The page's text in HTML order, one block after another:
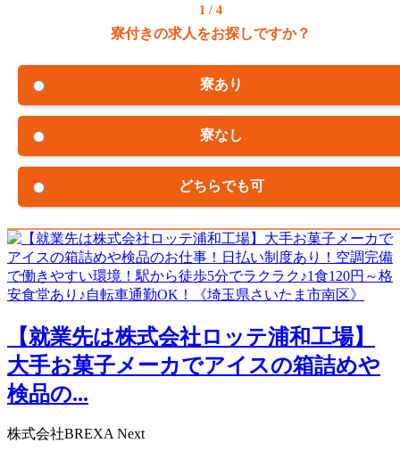
1 / 4
寮付きの求人をお探しですか？
寮あり
寮なし
どちらでも可
【就業先は株式会社ロッテ浦和工場】
大手お菓子メーカでアイスの箱詰めや
検品の...
株式会社BREXA Next